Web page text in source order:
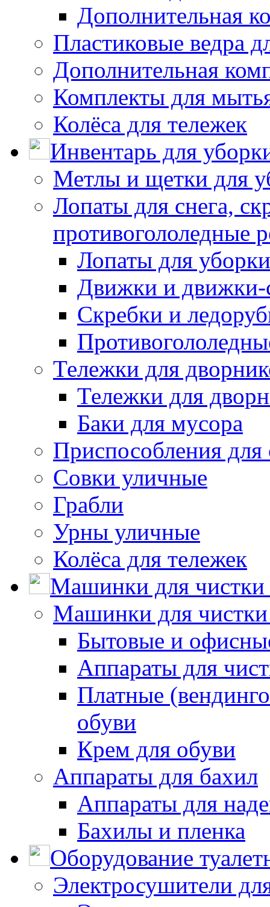
Дополнительная
Пластиковые ведра
Дополнительная
Комплекты для
Колёса для тележек
Инвентарь для
Метлы и щетки для
Лопаты для снега,
противогололедные
Лопаты для
Движки и движки-
Скребки и
Тележки для
Тележки для
Баки для мусора
Приспособления для
Совки уличные
Грабли
Урны уличные
Колёса для тележек
Машинки для чистки
Машинки для
Бытовые и
Аппараты для
Платные
обуви
Крем для обуви
Аппараты для бахил
Аппараты для
Бахилы и пленка
Оборудование
Электросушители